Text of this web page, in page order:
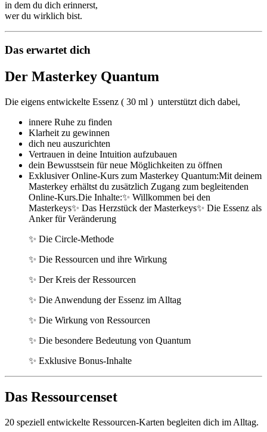
in dem du dich erinnerst,
wer du wirklich bist.
Das erwartet dich
Der Masterkey Quantum
Die eigens entwickelte Essenz ( 30 ml ) unterstützt dich dabei,
innere Ruhe zu finden
Klarheit zu gewinnen
dich neu auszurichten
Vertrauen in deine Intuition aufzubauen
dein Bewusstsein für neue Möglichkeiten zu öffnen
Exklusiver Online-Kurs zum Masterkey Quantum:Mit deinem
Masterkey erhältst du zusätzlich Zugang zum begleitenden
Online-Kurs.Die Inhalte:✨ Willkommen bei den
Masterkeys✨ Das Herzstück der Masterkeys✨ Die Essenz als
Anker für Veränderung
✨ Die Circle-Methode
✨ Die Ressourcen und ihre Wirkung
✨ Der Kreis der Ressourcen
✨ Die Anwendung der Essenz im Alltag
✨ Die Wirkung von Ressourcen
✨ Die besondere Bedeutung von Quantum
✨ Exklusive Bonus-Inhalte
Das Ressourcenset
20 speziell entwickelte Ressourcen-Karten begleiten dich im Alltag.